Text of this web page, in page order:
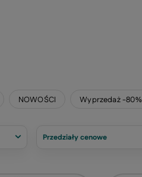
NOWOŚCI Wyprzedaż -80%
Przedziały cenowe